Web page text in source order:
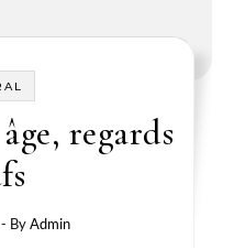
regards
- ByAdmin